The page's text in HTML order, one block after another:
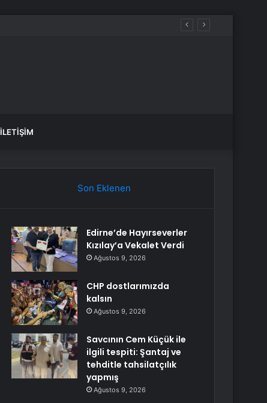
İLETIŞIM
Son Eklenen
Edirne’de Hayırseverler
Kızılay’a Vekalet Verdi
Ağustos 9, 2026
CHP dostlarımızda
kalsın
Ağustos 9, 2026
Savcının Cem Küçük ile
ilgili tespiti: Şantaj ve
tehditle tahsilatçılık
yapmış
Ağustos 9, 2026